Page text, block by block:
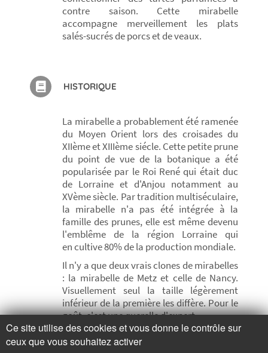
contre saison. Cette mirabelle
accompagne merveillement les plats
salés-sucrés de porcs et de veaux.
HISTORIQUE
La mirabelle a probablement été ramenée
du Moyen Orient lors des croisades du
XIIème et XIIIème siécle. Cette petite prune
du point de vue de la botanique a été
popularisée par le Roi René qui était duc
de Lorraine et d'Anjou notamment au
XVème siècle. Par tradition multiséculaire,
la mirabelle n'a pas été intégrée à la
famille des prunes, elle est même devenu
l'emblême de la région Lorraine qui
en cultive 80% de la production mondiale.
Il n'y a que deux vrais clones de mirabelles
: la mirabelle de Metz et celle de Nancy.
Visuellement seul la taille légèrement
inférieur de la première les diffère. Pour le
goût, c'est une querelle d'expert ...
Ce site utilise des cookies et vous donne le contrôle sur
ceux que vous souhaitez activer